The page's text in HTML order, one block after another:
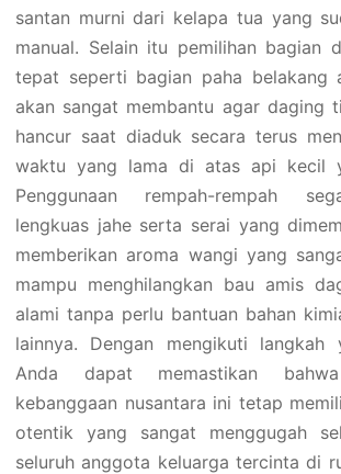
santan murni dari kelapa tua yang
manual. Selain itu pemilihan bagian
tepat seperti bagian paha belakang
akan sangat membantu agar daging
hancur saat diaduk secara terus
waktu yang lama di atas api kecil
Penggunaan rempah-rempah
lengkuas jahe serta serai yang
memberikan aroma wangi yang
mampu menghilangkan bau amis
alami tanpa perlu bantuan bahan
lainnya. Dengan mengikuti langkah
Anda dapat memastikan
kebanggaan nusantara ini tetap
otentik yang sangat menggugah
seluruh anggota keluarga tercinta di